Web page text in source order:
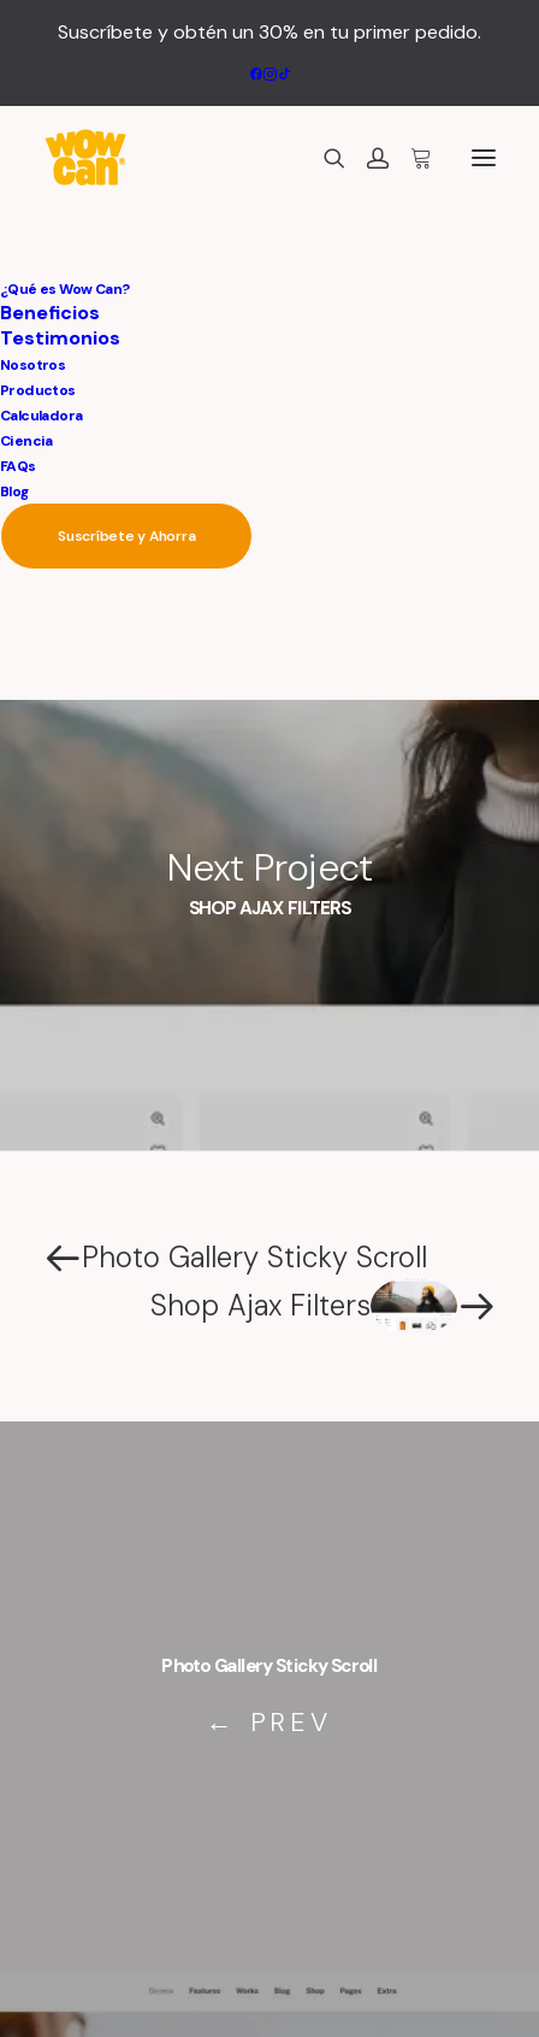
Suscríbete y obtén un 30% en tu primer pedido.
¿Qué es Wow Can?
Beneficios
Testimonios
Nosotros
Productos
Calculadora
Ciencia
FAQs
Blog
Suscríbete y Ahorra
Custom Navigation
Create custom navigation between your Post
Types with the new Navigation element and
Next Project
SHOP AJAX FILTERS
Photo Gallery Sticky Scroll
Shop Ajax Filters
Photo Gallery Sticky Scroll
← PREV